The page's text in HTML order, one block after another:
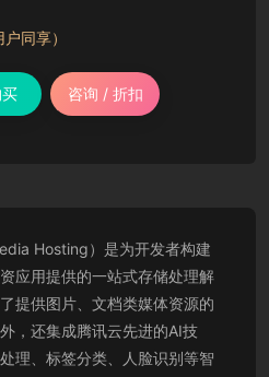
同享）
咨询 / 折扣
Hosting）是为开发者构建
应用提供的一站式存储处理解
提供图片、文档类媒体资源的
，还集成腾讯云先进的AI技
理、标签分类、人脸识别等智